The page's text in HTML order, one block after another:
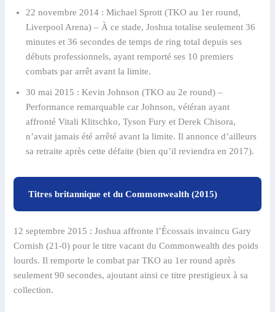
22 novembre 2014 : Michael Sprott (TKO au 1er round,
Liverpool Arena) – À ce stade, Joshua totalise seulement 36
minutes et 36 secondes de temps de ring total depuis ses
débuts professionnels, ayant remporté ses 10 premiers
combats par arrêt avant la limite.
30 mai 2015 : Kevin Johnson (TKO au 2e round) –
Performance remarquable car Johnson, vétéran ayant
affronté Vitali Klitschko, Tyson Fury et Derek Chisora,
n’avait jamais été arrêté avant la limite. Il annonce d’ailleurs
sa retraite après cette défaite (bien qu’il reviendra en 2017).
Titres britannique et du Commonwealth (2015)
12 septembre 2015 : Joshua affronte l’Écossais invaincu Gary
Cornish (21-0) pour le titre vacant du Commonwealth des poids
lourds. Il remporte le combat par TKO au 1er round après
seulement 90 secondes, ajoutant ainsi ce titre prestigieux à sa
collection.